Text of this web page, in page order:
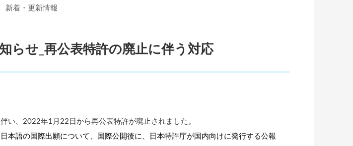
新着・更新情報
らせ_再公表特許の廃止に伴う対応
い、2022年1月22日から再公表特許が廃止されました。
本語の国際出願について、国際公開後に、日本特許庁が国内向けに発行する公報